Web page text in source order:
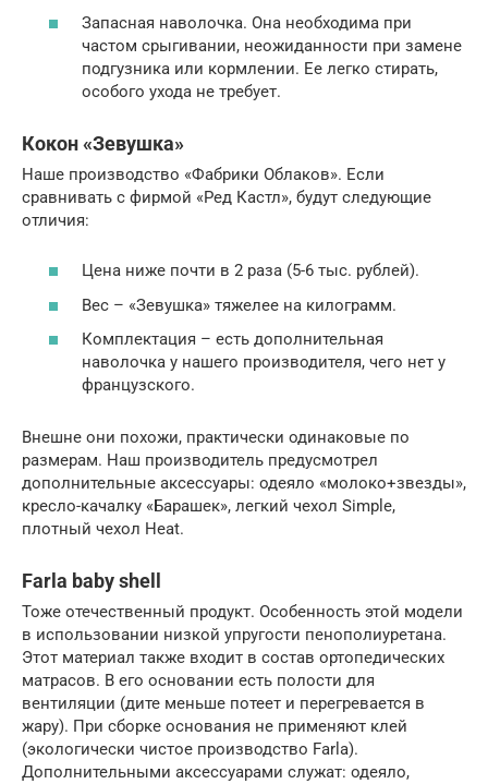
Запасная наволочка. Она необходима при
частом срыгивании, неожиданности при замене
подгузника или кормлении. Ее легко стирать,
особого ухода не требует.
Кокон «Зевушка»
Наше производство «Фабрики Облаков». Если
сравнивать с фирмой «Ред Кастл», будут следующие
отличия:
Цена ниже почти в 2 раза (5-6 тыс. рублей).
Вес – «Зевушка» тяжелее на килограмм.
Комплектация – есть дополнительная
наволочка у нашего производителя, чего нет у
французского.
Внешне они похожи, практически одинаковые по
размерам. Наш производитель предусмотрел
дополнительные аксессуары: одеяло «молоко+звезды»,
кресло-качалку «Барашек», легкий чехол Simple,
плотный чехол Heat.
Farla baby shell
Тоже отечественный продукт. Особенность этой модели
в использовании низкой упругости пенополиуретана.
Этот материал также входит в состав ортопедических
матрасов. В его основании есть полости для
вентиляции (дите меньше потеет и перегревается в
жару). При сборке основания не применяют клей
(экологически чистое производство Farla).
Дополнительными аксессуарами служат: одеяло,